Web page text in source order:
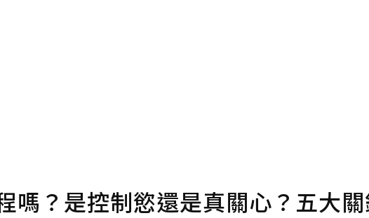
嗎？是控制慾還是真關心？五大